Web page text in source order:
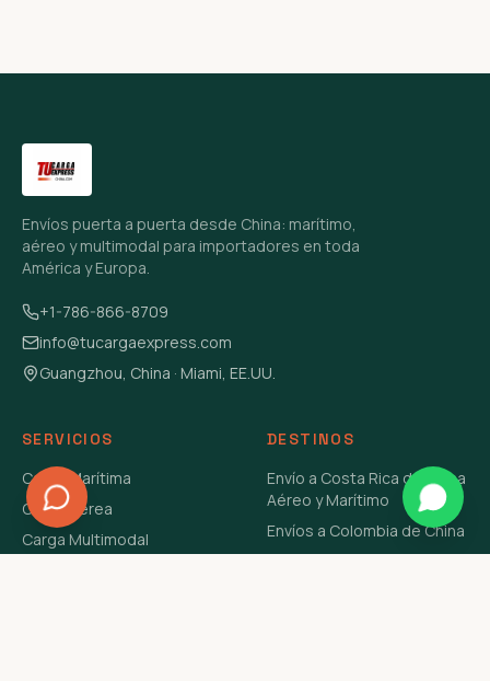
Envíos puerta a puerta desde China: marítimo,
aéreo y multimodal para importadores en toda
América y Europa.
+1-786-866-8709
info@tucargaexpress.com
Guangzhou, China · Miami, EE.UU.
SERVICIOS
Carga Marítima
Carga Aérea
Carga Multimodal
DESTINOS
Envío a Costa Rica de China
Aéreo y Marítimo
Envíos a Colombia de China